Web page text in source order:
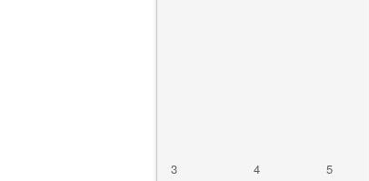
3 4 5